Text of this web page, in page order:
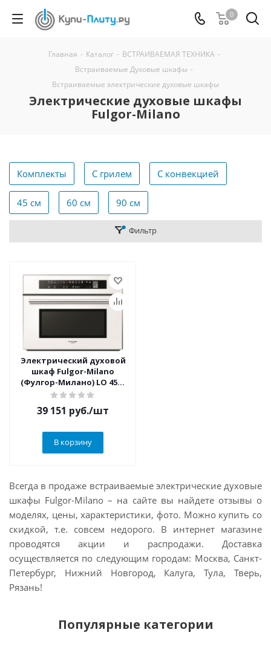
0
Главная - Каталог - ВСТРАИВАЕМАЯ ТЕХНИКА -
Встраиваемые Духовые шкафы -
Встраиваемые электрические духовые шкафы
Электрические духовые шкафы
Fulgor-Milano
Комплекты С грилем С конвекцией
45 см 60 см 90 см
Фильтр
Электрический духовой
шкаф Fulgor-Milano
(Фулгор-Милано) LO 4512
TC WH
39 151 руб./шт
В корзину
Всегда в продаже встраиваемые электрические духовые
шкафы Fulgor-Milano – на сайте вы найдете отзывы о
моделях, цены, характеристики, фото. Можно купить со
скидкой, т.е. совсем недорого. В интернет магазине
проводятся акции и распродажи. Доставка
осуществляется по следующим городам: Москва, Санкт-
Петербург, Нижний Новгород, Калуга, Тула, Тверь,
Рязань!
Популярные категории